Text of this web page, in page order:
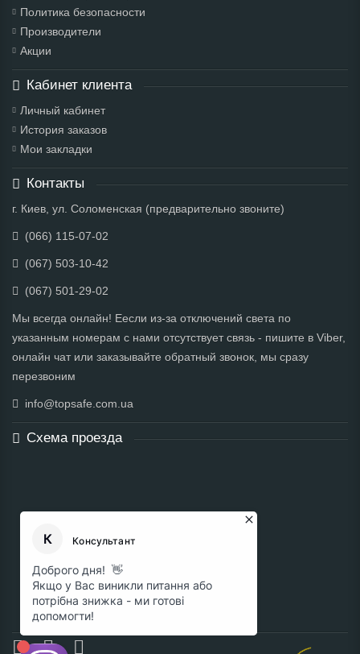
Политика безопасности
Производители
Акции
Кабинет клиента
Личный кабинет
История заказов
Мои закладки
Контакты
г. Киев, ул. Соломенская (предварительно звоните)
(066) 115-07-02
(067) 503-10-42
(067) 501-29-02
Мы всегда онлайн! Еесли из-за отключений света по
указанным номерам с нами отсутствует связь - пишите в Viber,
онлайн чат или заказывайте обратный звонок, мы сразу
перезвоним
info@topsafe.com.ua
Схема проезда